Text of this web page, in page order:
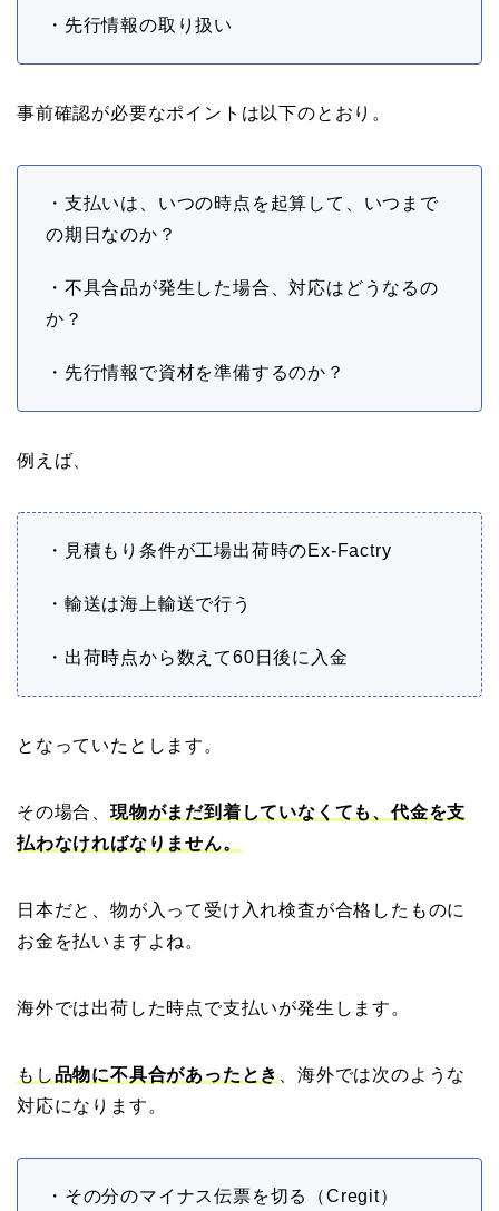
・先行情報の取り扱い
事前確認が必要なポイントは以下のとおり。
・支払いは、いつの時点を起算して、いつまで
の期日なのか？
・不具合品が発生した場合、対応はどうなるの
か？
・先行情報で資材を準備するのか？
例えば、
・見積もり条件が工場出荷時のEx-Factry
・輸送は海上輸送で行う
・出荷時点から数えて60日後に入金
となっていたとします。
その場合、 現物がまだ到着していなくても、代金を支
払わなければなりません。
日本だと、物が入って受け入れ検査が合格したものに
お金を払いますよね。
海外では出荷した時点で支払いが発生します。
もし品物に不具合があったとき
、海外では次のような
対応になります。
・その分のマイナス伝票を切る（Cregit）